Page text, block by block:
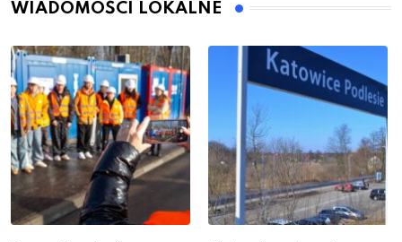
WIADOMOŚCI LOKALNE